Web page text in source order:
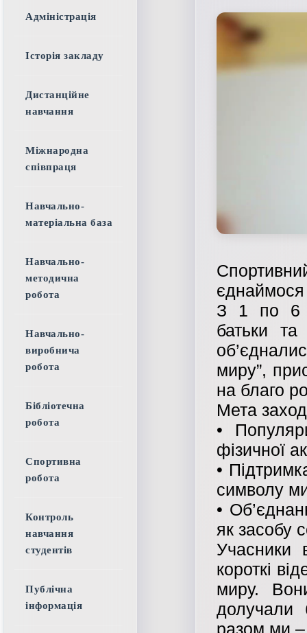
З 1 по 6
батьки та
миру”,
на благо
Мета
•
фізичної
•
символу
•
як засобу
Учасники
короткі
миру.
долучали
разом ми
Адміністрація
Історія закладу
Дистанційне
навчання
Міжнародна
співпраця
Навчально-
матеріальна база
Навчально-
методична
робота
Навчально-
виробнича
робота
Бібліотечна
робота
Спортивна
робота
Контроль
навчання
студентів
Публічна
інформація